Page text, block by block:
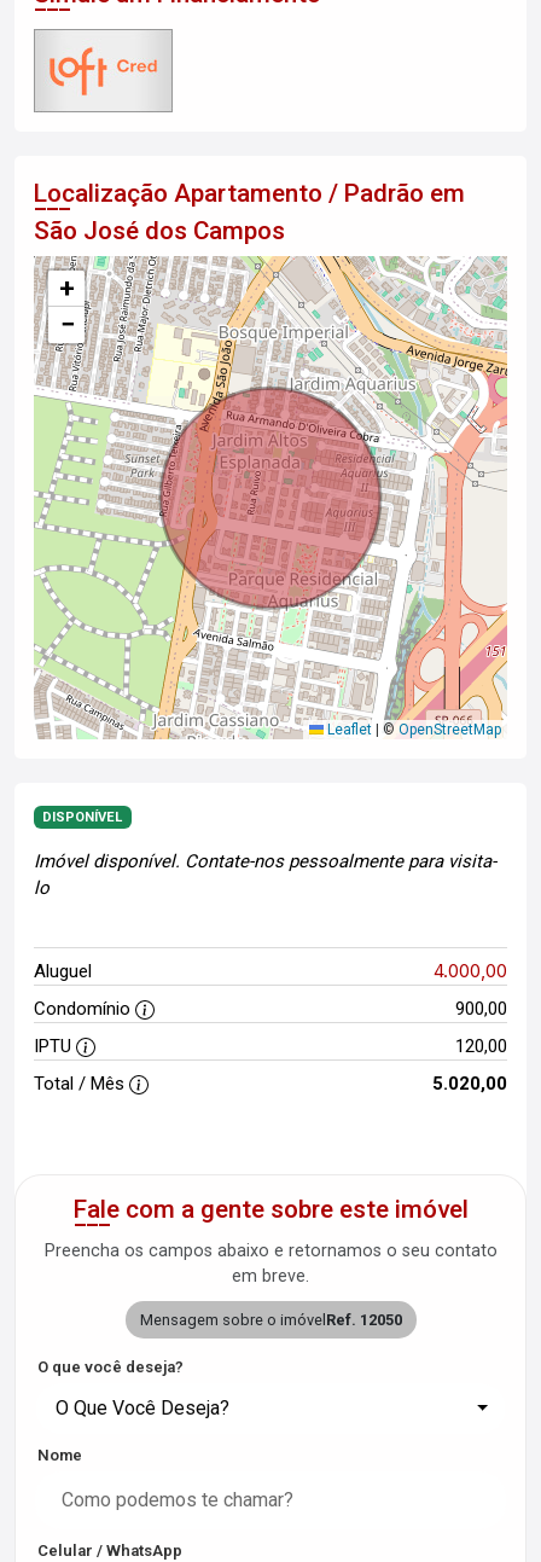
Localização Apartamento / Padrão em
São José dos Campos
+
−
Leaflet © OpenStreetMap
DISPONÍVEL
Imóvel disponível. Contate-nos pessoalmente para visita-
lo
Aluguel 4.000,00
Condomínio
900,00
IPTU
120,00
Total / Mês
5.020,00
Fale com a gente sobre este imóvel
Preencha os campos abaixo e retornamos o seu contato
em breve.
Mensagem sobre o imóvel Ref. 12050
O que você deseja?
O Que Você Deseja?
Nome
Celular / WhatsApp